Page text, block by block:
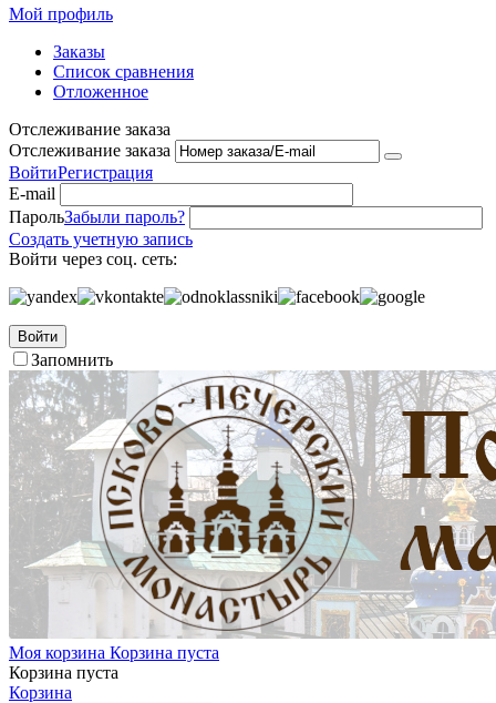
Мой профиль
Заказы
Список сравнения
Отложенное
Отслеживание заказа
Отслеживание заказа
ВойтиРегистрация
E-mail
ПарольЗабыли пароль?
Создать учетную запись
Войти через соц. сеть:
Войти
Запомнить
Моя корзина Корзина пуста
Корзина пуста
Корзина